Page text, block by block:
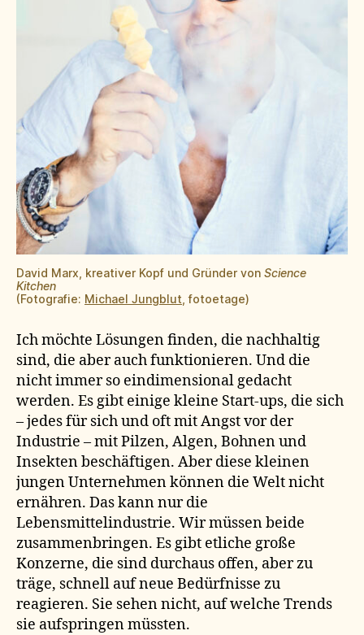
David Marx, kreativer Kopf und Gründer von Science
Kitchen
(Fotografie: Michael Jungblut , fotoetage)
Ich möchte Lösungen finden, die nachhaltig
sind, die aber auch funktionieren. Und die
nicht immer so eindimensional gedacht
werden. Es gibt einige kleine Start-ups, die sich
– jedes für sich und oft mit Angst vor der
Industrie – mit Pilzen, Algen, Bohnen und
Insekten beschäftigen. Aber diese kleinen
jungen Unternehmen können die Welt nicht
ernähren. Das kann nur die
Lebensmittelindustrie. Wir müssen beide
zusammenbringen. Es gibt etliche große
Konzerne, die sind durchaus offen, aber zu
träge, schnell auf neue Bedürfnisse zu
reagieren. Sie sehen nicht, auf welche Trends
sie aufspringen müssten.